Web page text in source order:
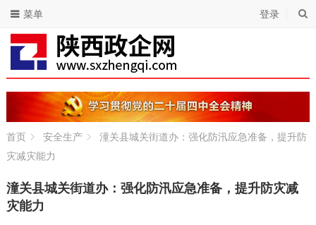
登录
菜单
首页 安全生产
潼关县城关街道办：强化防汛应急准备，提升防
灾减灾能力
潼关县城关街道办：强化防汛应急准备，提升防灾减
灾能力